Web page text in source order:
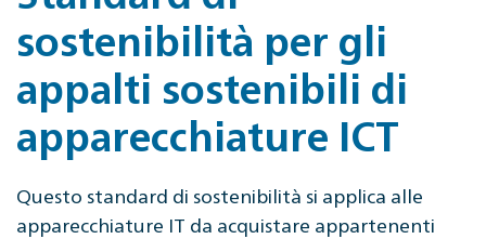
sostenibilità per gli
appalti sostenibili di
apparecchiature ICT
Questo standard di sostenibilità si applica alle
apparecchiature IT da acquistare appartenenti